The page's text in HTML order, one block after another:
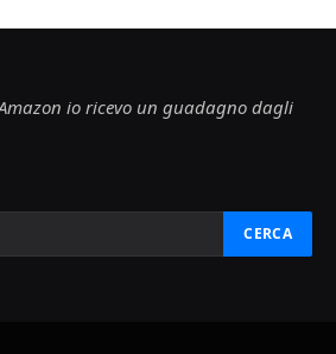
io ricevo un guadagno dagli